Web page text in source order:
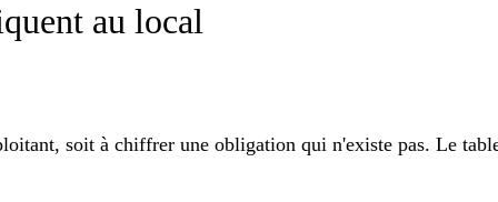
au local
soit à chiffrer une obligation qui n'existe pas. Le